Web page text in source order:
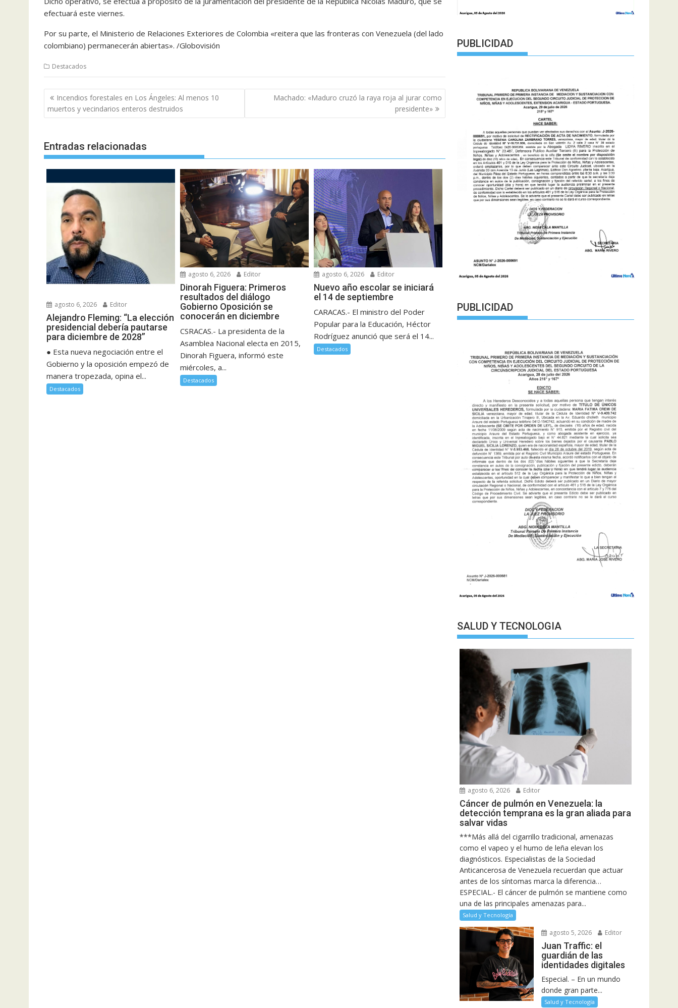
efectuará este viernes.
Por su parte, el Ministerio de Relaciones Exteriores de Colombia «reitera que las fronteras con Venezuela (del lado
colombiano) permanecerán abiertas». /Globovisión
Destacados
Navegación
de
entradas
Incendios forestales en Los Ángeles: Al menos 10
muertos y vecindarios enteros destruidos
Machado: «Maduro cruzó la raya roja al jurar como
presidente»
Entradas relacionadas
agosto 6, 2026 Editor
Alejandro Fleming: “La elección
presidencial debería pautarse
para diciembre de 2028”
● Esta nueva negociación entre el
Gobierno y la oposición empezó de
manera tropezada, opina el...
Destacados
agosto 6, 2026 Editor
Dinorah Figuera: Primeros
resultados del diálogo
Gobierno Oposición se
conocerán en diciembre
CSRACAS.- La presidenta de la
Asamblea Nacional electa en 2015,
Dinorah Figuera, informó este
miércoles, a...
Destacados
agosto 6, 2026 Editor
Nuevo año escolar se iniciará
el 14 de septiembre
CARACAS.- El ministro del Poder
Popular para la Educación, Héctor
Rodríguez anunció que será el 14...
Destacados
PUBLICIDAD
PUBLICIDAD
SALUD Y TECNOLOGIA
agosto 6, 2026 Editor
Cáncer de pulmón en Venezuela: la
detección temprana es la gran aliada para
salvar vidas
***Más allá del cigarrillo tradicional, amenazas
como el vapeo y el humo de leña elevan los
diagnósticos. Especialistas de la Sociedad
Anticancerosa de Venezuela recuerdan que actuar
antes de los síntomas marca la diferencia…
ESPECIAL.- El cáncer de pulmón se mantiene como
una de las principales amenazas para...
Salud y Tecnología
agosto 5, 2026 Editor
Juan Traffic: el
guardián de las
identidades digitales
Especial. – En un mundo
donde gran parte...
Salud y Tecnología